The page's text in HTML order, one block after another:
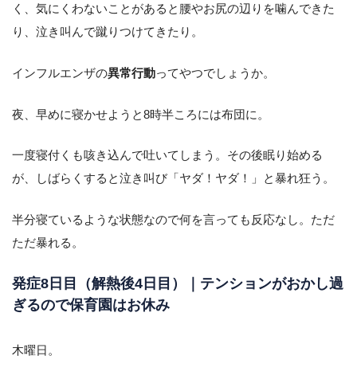
く、気にくわないことがあると腰やお尻の辺りを噛んできた
り、泣き叫んで蹴りつけてきたり。
インフルエンザの異常行動ってやつでしょうか。
夜、早めに寝かせようと8時半ころには布団に。
一度寝付くも咳き込んで吐いてしまう。その後眠り始める
が、しばらくすると泣き叫び「ヤダ！ヤダ！」と暴れ狂う。
半分寝ているような状態なので何を言っても反応なし。ただ
ただ暴れる。
発症8日目（解熱後4日目）｜テンションがおかし過
ぎるので保育園はお休み
木曜日。